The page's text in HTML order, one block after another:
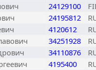
24129100
24195812
4120612
34251928
34110876
4195400